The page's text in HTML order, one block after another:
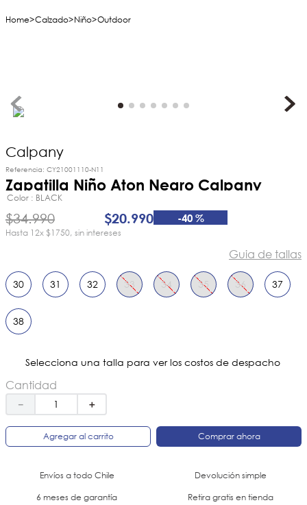
Calzado Niño Outdoor
Calpany
Referencia: CY21001110-N11
Zapatilla Niño Aton Negro Calpany
Color BLACK
$34.990 $20.990 -40 %
12x$1750 sin intereses
Guia de tallas
30 31 32 33 34 35 36 37
38
Selecciona una talla para ver los costos de despacho
Cantidad
＋
－
Agregar al carrito Comprar ahora
Envíos a todo Chile
Devolución simple
6 meses de garantía
Retira gratis en tienda